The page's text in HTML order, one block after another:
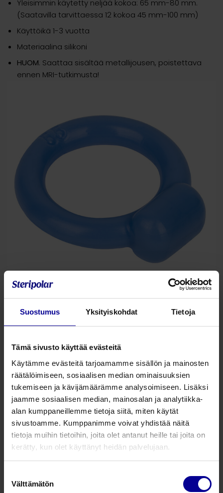
Suostumus Yksityiskohdat Tietoja
Tämä sivusto käyttää evästeitä
Käytämme evästeitä tarjoamamme sisällön ja mainosten
räätälöimiseen, sosiaalisen median ominaisuuksien
tukemiseen ja kävijämäärämme analysoimiseen. Lisäksi
jaamme sosiaalisen median, mainosalan ja analytiikka-
alan kumppaneillemme tietoja siitä, miten käytät
sivustoamme. Kumppanimme voivat yhdistää näitä
tietoja muihin tietoihin, joita olet antanut heille tai joita on
kerätty, kun olet käyttänyt heidän palvelujaan.
valinta
Välttämätön
Yleisimmin käytetty neljää kokoa: 65 mm-80 mm.
(Saatavilla tarvittaessa 12 kokoa 45 mm-100 mm)
Käyttöikä 1-3 vuotta
Materiaalina silikoni
HUOM. Saattaa sisältää metallijousen, poistettava
ennen MRI-tutkimusta!
Tuotenumero Tuotekuvaus Koko
UP045 Uretrarengas 45 mm 1
UP055